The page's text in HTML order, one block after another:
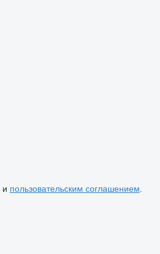
и пользовательским соглашением